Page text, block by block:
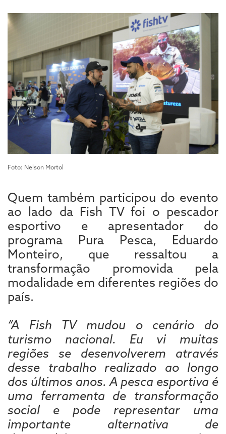
Foto: Nelson Mortol
Quem também participou do evento
ao lado da Fish TV foi o pescador
esportivo e apresentador do
programa Pura Pesca, Eduardo
Monteiro, que ressaltou a
transformação promovida pela
modalidade em diferentes regiões do
país.
“A Fish TV mudou o cenário do
turismo nacional. Eu vi muitas
regiões se desenvolverem através
desse trabalho realizado ao longo
dos últimos anos. A pesca esportiva é
uma ferramenta de transformação
social e pode representar uma
importante alternativa de